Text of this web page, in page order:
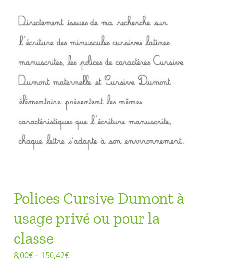
Polices Cursive Dumont à
usage privé ou pour la
classe
8,00€– 150,42€